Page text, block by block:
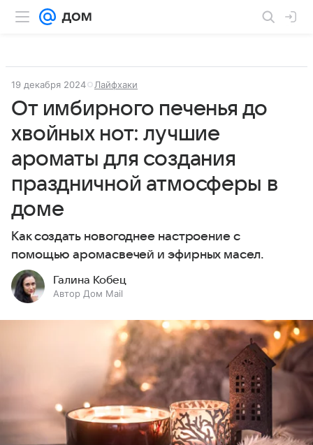
19 декабря 2024 Лайфхаки
От имбирного печенья до
хвойных нот: лучшие
ароматы для создания
праздничной атмосферы в
доме
Как создать новогоднее настроение с
помощью аромасвечей и эфирных масел.
Галина Кобец
Автор Дом Mail